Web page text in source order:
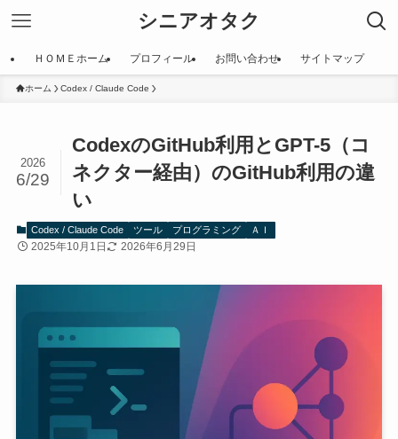
シニアオタク
ＨＯＭＥホーム プロフィール お問い合わせ サイトマップ
ホーム Codex / Claude Code
CodexのGitHub利用とGPT-5（コ
ネクター経由）のGitHub利用の違
い
2026
6/29
Codex / Claude Code ツール プログラミング ＡＩ
2025年10月1日 2026年6月29日